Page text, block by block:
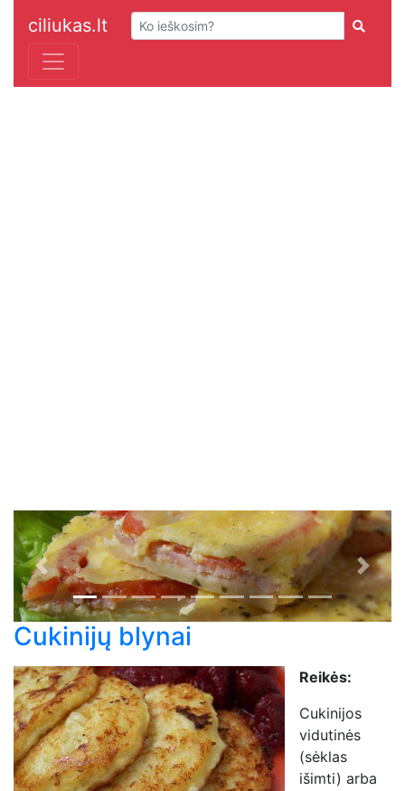
ciliukas.lt
Previous Next
Cukinijų blynai
Reikės:
Cukinijos
vidutinės
(sėklas
išimti) arba